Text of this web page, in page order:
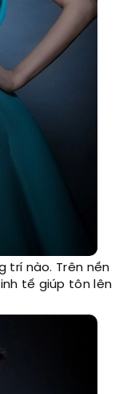
trí nào. Trên nền
tế giúp tôn lên